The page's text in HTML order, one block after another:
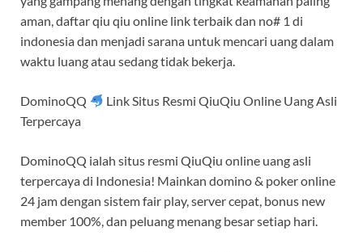
aman, daftar qiu qiu online link terbaik dan no# 1 di
indonesia dan menjadi sarana untuk mencari uang dalam
waktu luang atau sedang tidak bekerja.
DominoQQ
Link Situs Resmi QiuQiu Online Uang Asli
Terpercaya
DominoQQ ialah situs resmi QiuQiu online uang asli
terpercaya di Indonesia! Mainkan domino & poker online
24 jam dengan sistem fair play, server cepat, bonus new
member 100%, dan peluang menang besar setiap hari.